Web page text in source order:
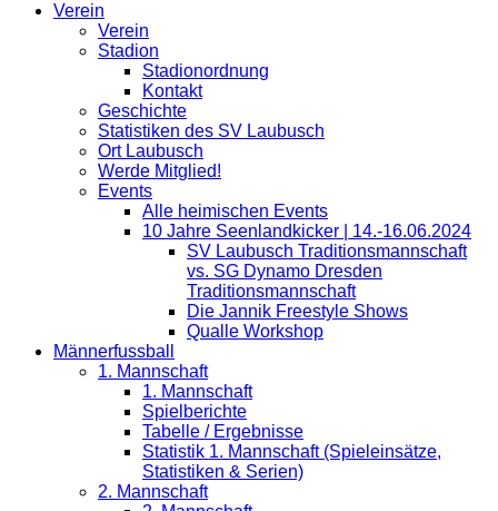
Verein
Verein
Stadion
Stadionordnung
Kontakt
Geschichte
Statistiken des SV Laubusch
Ort Laubusch
Werde Mitglied!
Events
Alle heimischen Events
10 Jahre Seenlandkicker | 14.-16.06.2024
SV Laubusch Traditionsmannschaft
vs. SG Dynamo Dresden
Traditionsmannschaft
Die Jannik Freestyle Shows
Qualle Workshop
Männerfussball
1. Mannschaft
1. Mannschaft
Spielberichte
Tabelle / Ergebnisse
Statistik 1. Mannschaft (Spieleinsätze,
Statistiken & Serien)
2. Mannschaft